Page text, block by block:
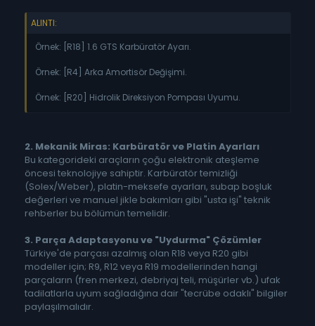
ALINTI:
Örnek: [R18] 1.6 GTS Karbüratör Ayarı.
Örnek: [R4] Arka Amortisör Değişimi.
Örnek: [R20] Hidrolik Direksiyon Pompası Uyumu.
2. Mekanik Miras: Karbüratör ve Platin Ayarları
Bu kategorideki araçların çoğu elektronik ateşleme
öncesi teknolojiye sahiptir. Karbüratör temizliği
(Solex/Weber), platin-meksefe ayarları, subap boşluk
değerleri ve manuel jikle bakımları gibi "usta işi" teknik
rehberler bu bölümün temelidir.
3. Parça Adaptasyonu ve "Uydurma" Çözümler
Türkiye'de parçası azalmış olan R18 veya R20 gibi
modeller için; R9, R12 veya R19 modellerinden hangi
parçaların (fren merkezi, debriyaj teli, müşürler vb.) ufak
tadilatlarla uyum sağladığına dair "tecrübe odaklı" bilgiler
paylaşılmalıdır.